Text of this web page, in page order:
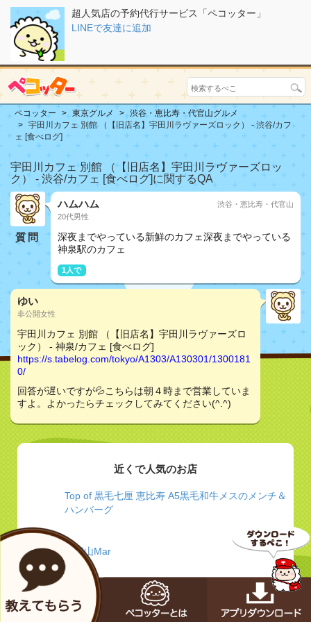
超人気店の予約代行サービス「ペコッター」
LINEで友達に追加
ペコッター 東京グルメ
渋谷・恵比寿・代官山グルメ
宇田川カフェ 別館 （【旧店名】宇田川ラヴァーズロック） - 渋谷/カフ
ェ [食べログ]
宇田川カフェ 別館 （【旧店名】宇田川ラヴァーズロッ
ク） - 渋谷/カフェ [食べログ]に関するQA
質問
ハムハム
20代男性
渋谷・恵比寿・代官山
深夜までやっている新鮮のカフェ深夜までやっている
神泉駅のカフェ
1人で
ゆい
非公開女性
宇田川カフェ 別館 （【旧店名】宇田川ラヴァーズロ
ック） - 神泉/カフェ [食べログ]
https://s.tabelog.com/tokyo/A1303/A130301/1300181
0/
回答が遅いですが💦こちらは朝４時まで営業していま
すよ。よかったらチェックしてみてください(^.^)
近くで人気のお店
Top of 黒毛七厘 恵比寿 A5黒毛和牛メスのメンチ＆
ハンバーグ
代官山Mar
ぐるなび - 大人のエキゾチック＆ラグジュアリー